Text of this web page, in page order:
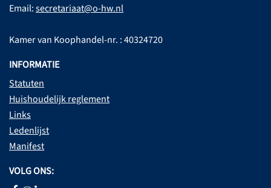
Email:secretariaat@o-hw.nl
Kamer van Koophandel-nr. : 40324720
INFORMATIE
Statuten
Huishoudelijk reglement
Links
Ledenlijst
Manifest
VOLG ONS: